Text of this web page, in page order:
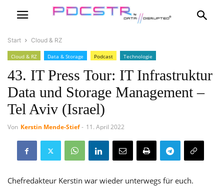
Start Cloud & RZ
Cloud & RZ Data & Storage Podcast Technologie
43. IT Press Tour: IT Infrastruktur
Data und Storage Management –
Tel Aviv (Israel)
Von Kerstin Mende-Stief- 11. April 2022
Chefredakteur Kerstin war wieder unterwegs für euch.